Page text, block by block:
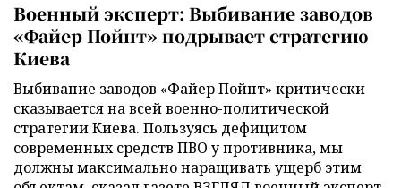
Военный эксперт: Выбивание заводов
«Файер Пойнт» подрывает стратегию
Киева
Выбивание заводов «Файер Пойнт» критически
сказывается на всей военно-политической
стратегии Киева. Пользуясь дефицитом
современных средств ПВО у противника, мы
должны максимально наращивать ущерб этим